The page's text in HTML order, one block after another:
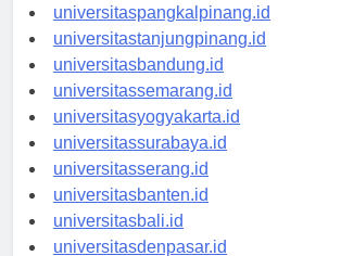
universitasbengkulu.id
universitaspangkalpinang.id
universitastanjungpinang.id
universitasbandung.id
universitassemarang.id
universitasyogyakarta.id
universitassurabaya.id
universitasserang.id
universitasbanten.id
universitasbali.id